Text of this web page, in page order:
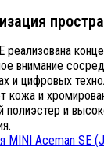
реализована
внимание
и цифровых
кожа и
полиэстер и